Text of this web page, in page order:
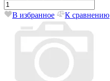
В избранное К сравнению